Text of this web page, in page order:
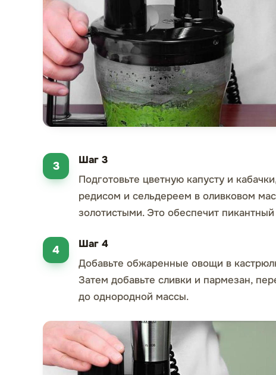
Шаг 3
Подготовьте цветную капусту и
редисом и сельдереем в оливковом
золотистыми. Это обеспечит пикантный
Шаг 4
Добавьте обжаренные овощи в
Затем добавьте сливки и пармезан,
до однородной массы.